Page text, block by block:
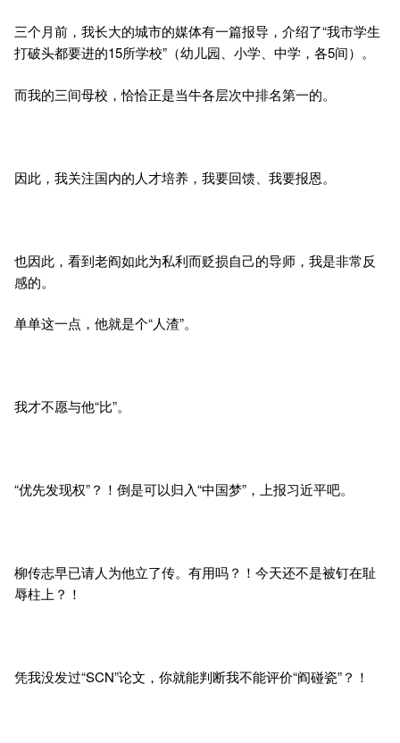
三个月前，我长大的城市的媒体有一篇报导，介绍了“我市学生
打破头都要进的15所学校”（幼儿园、小学、中学，各5间）。
而我的三间母校，恰恰正是当牛各层次中排名第一的。
因此，我关注国内的人才培养，我要回馈、我要报恩。
也因此，看到老阎如此为私利而贬损自己的导师，我是非常反
感的。
单单这一点，他就是个“人渣”。
我才不愿与他“比”。
“优先发现权”？！倒是可以归入“中国梦”，上报习近平吧。
柳传志早已请人为他立了传。有用吗？！今天还不是被钉在耻
辱柱上？！
凭我没发过“SCN”论文，你就能判断我不能评价“阎碰瓷”？！